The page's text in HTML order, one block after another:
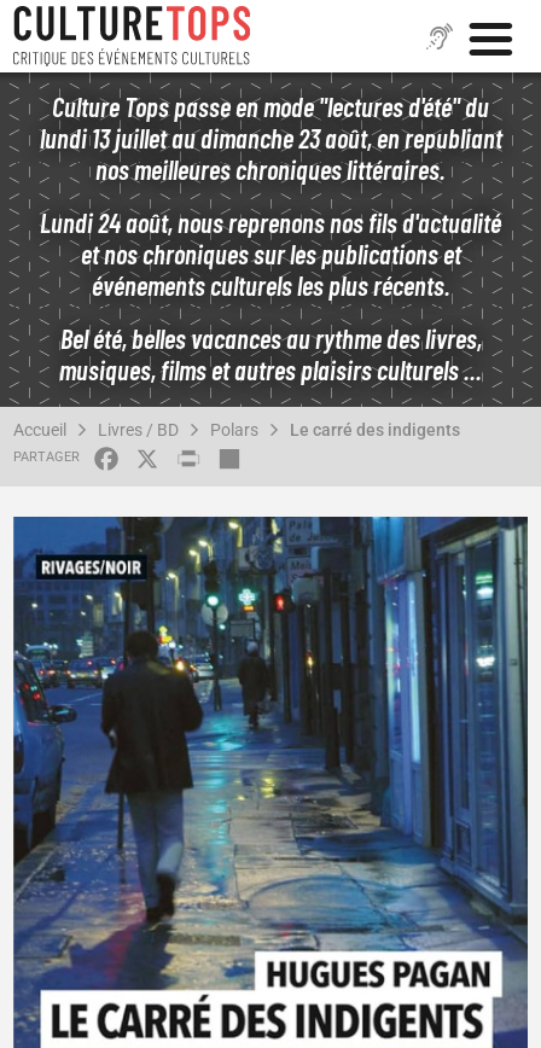
Aller
au
contenu
principal
Culture Tops passe en mode "lectures d'été" du
lundi 13 juillet au dimanche 23 août, en republiant
nos meilleures chroniques littéraires.
Lundi 24 août, nous reprenons nos fils d'actualité
et nos chroniques sur les publications et
événements culturels les plus récents.
Bel été, belles vacances au rythme des livres,
musiques, films et autres plaisirs culturels ...
FIL
D'ARIANE
Accueil Livres / BD Polars Le carré des indigents
FACEBOOK PRINT